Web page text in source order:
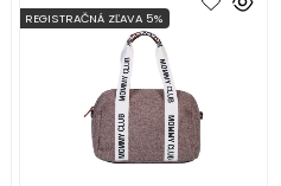
REGISTRAČNÁ ZĽAVA 5%